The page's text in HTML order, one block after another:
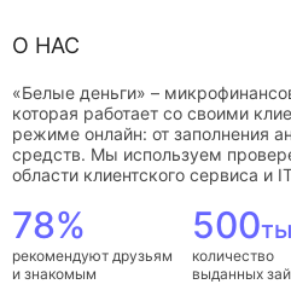
О НАС
«Белые деньги» –
которая работает со своими
режиме онлайн: от заполнения
средств. Мы используем
области клиентского сервиса и
78%
рекомендуют друзьям
и знакомым
500
количество
выданных